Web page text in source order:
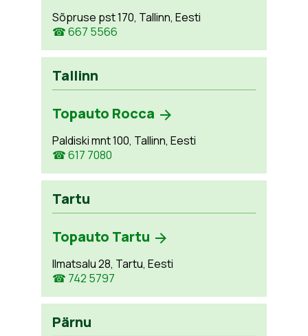
Sõpruse pst 170, Tallinn, Eesti
☎ 667 5566
Tallinn
Topauto Rocca
Paldiski mnt 100, Tallinn, Eesti
☎ 617 7080
Tartu
Topauto Tartu
Ilmatsalu 28, Tartu, Eesti
☎ 742 5797
Pärnu